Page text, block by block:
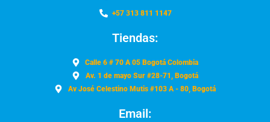
+57 313 811 1147
Tiendas:
Calle 6 # 70 A 05 Bogotá Colombia
Av. 1 de mayo Sur #28-71, Bogotá
Av José Celestino Mutis #103 A - 80, Bogotá
Email: